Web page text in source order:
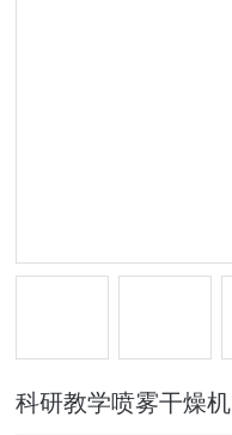
科研教学喷雾干燥机